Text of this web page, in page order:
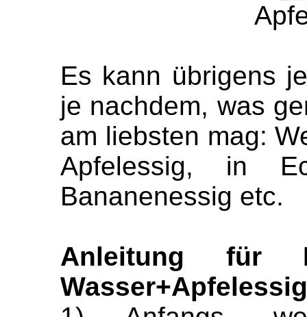
Es kann übrigens
je nachdem, was
am liebsten mag:
Apfelessig, in
Bananenessig etc.
Anleitung für
Wasser